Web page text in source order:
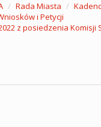
Rada Miasta
i Petycji
z posiedzenia